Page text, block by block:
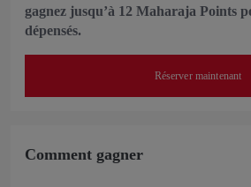
gagnez jusqu’à 12 Maharaja Points
dépensés.
Réserver maintenant
Comment gagner